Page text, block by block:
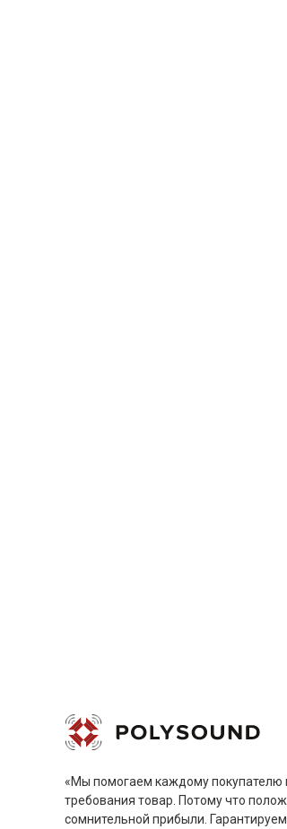
«Мы помогаем каждому покупателю
требования товар. Потому что
сомнительной прибыли.